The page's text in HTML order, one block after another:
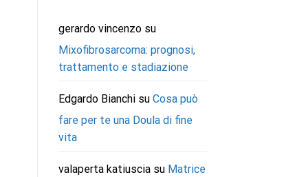
gerardo vincenzosu
Mixofibrosarcoma: prognosi,
trattamento e stadiazione
Edgardo Bianchisu Cosa può
fare per te una Doula di fine
vita
valaperta katiusciasu Matrice